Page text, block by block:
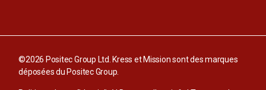
©2026 Positec Group Ltd. Kress et Mission sont des marques
déposées du Positec Group.